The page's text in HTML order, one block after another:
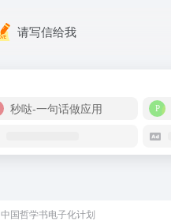
请写信给我
秒哒-一句话做应用
中国哲学书电子化计划